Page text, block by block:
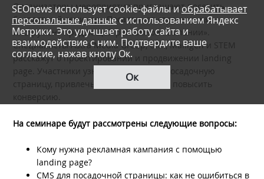
Организаторы мероприятия приглашают посетить
бесплатный семинар «Посадочная страница как
инструмент продающей рекламной кампании».
Специалисты Astra Media Group, UMI, Mailigen и STEM
расскажут о проектировании и продвижении landing
page. Участники узнают, как создать посадочную
страницу, привлечь новых клиентов и повысить
конверсию.
На семинаре будут рассмотрены следующие вопросы:
Кому нужна рекламная кампания с помощью
landing page?
CMS для посадочной страницы: как не ошибиться в
SEOnews использует cookie-файлы иобрабатывает
персональные данныес использованием Яндекс
Метрики. Это улучшает работу сайта и
взаимодействие с ним. Подтвердите ваше
согласие, нажав кнопу Ок.
Ок